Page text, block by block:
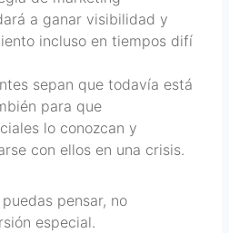
a ganar visibilidad y
incluso en tiempos difí
sepan que todavía está
para que
lo conozcan y
con ellos en una crisis.
pensar, no
especial.